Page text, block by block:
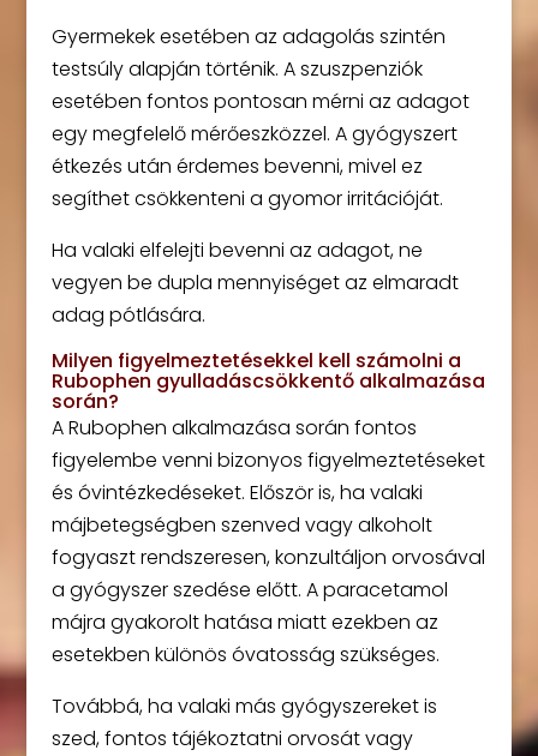
Gyermekek esetében az adagolás szintén
testsúly alapján történik. A szuszpenziók
esetében fontos pontosan mérni az adagot
egy megfelelő mérőeszközzel. A gyógyszert
étkezés után érdemes bevenni, mivel ez
segíthet csökkenteni a gyomor irritációját.
Ha valaki elfelejti bevenni az adagot, ne
vegyen be dupla mennyiséget az elmaradt
adag pótlására.
Milyen figyelmeztetésekkel kell számolni a
Rubophen gyulladáscsökkentő alkalmazása
során?
A Rubophen alkalmazása során fontos
figyelembe venni bizonyos figyelmeztetéseket
és óvintézkedéseket. Először is, ha valaki
májbetegségben szenved vagy alkoholt
fogyaszt rendszeresen, konzultáljon orvosával
a gyógyszer szedése előtt. A paracetamol
májra gyakorolt hatása miatt ezekben az
esetekben különös óvatosság szükséges.
Továbbá, ha valaki más gyógyszereket is
szed, fontos tájékoztatni orvosát vagy